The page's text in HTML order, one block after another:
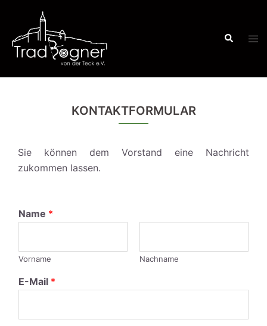
springen
Suche
KONTAKTFORMULAR
Sie können dem Vorstand eine Nachricht
zukommen lassen.
Name *
Vorname Nachname
E-Mail *